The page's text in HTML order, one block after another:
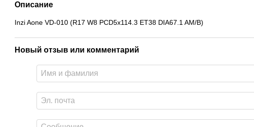
Описание
Inzi Aone VD-010 (R17 W8 PCD5x114.3 ET38 DIA67.1 AM/B)
Новый отзыв или комментарий